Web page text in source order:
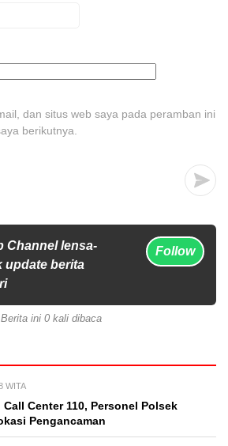
dan situs web saya pada peramban ini
berikutnya.
Channel lensa-
update berita
Follow
Berita ini 0 kali dibaca
WITA
Center 110, Personel Polsek
Pengancaman